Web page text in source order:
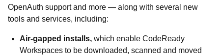
OpenAuth support and more — along with several new
tools and services, including:
Air-gapped installs, which enable CodeReady
Workspaces to be downloaded, scanned and moved